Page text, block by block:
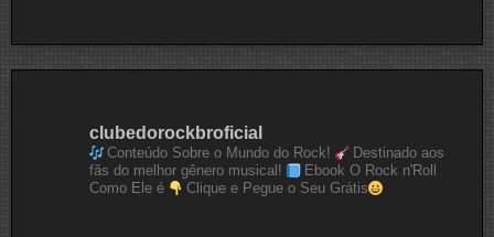
clubedorockbroficial
Conteúdo Sobre o Mundo do Rock!
Destinado aos
fãs do melhor gênero musical!
Ebook O Rock n'Roll
Como Ele é
Clique e Pegue o Seu Grátis